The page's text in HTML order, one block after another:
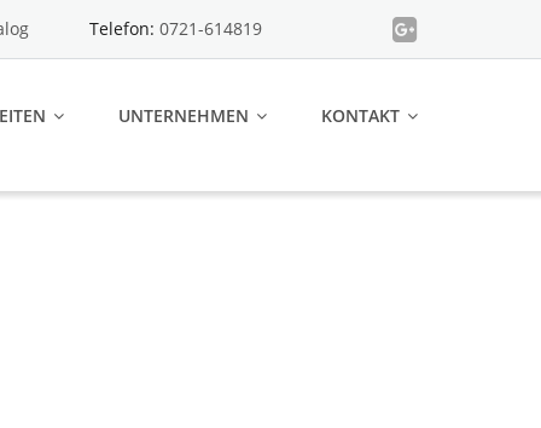
Telefon: 0721-614819
UNTERNEHMEN KONTAKT